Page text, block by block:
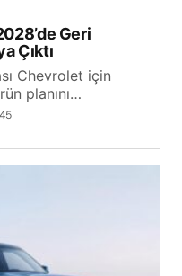
Geri
Çıktı
Chevrolet için
planını…